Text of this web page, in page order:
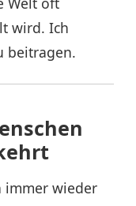
wird. Ich
beitragen.
immer wieder